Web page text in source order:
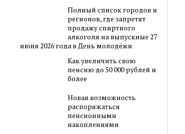
Полный список городов и
регионов, где запретят
продажу спиртного
алкоголя на выпускные 27
июня 2026 года в День молодёжи
Как увеличить свою
пенсию до 50 000 рублей и
более
Новая возможность
распоряжаться
пенсионными
накоплениями